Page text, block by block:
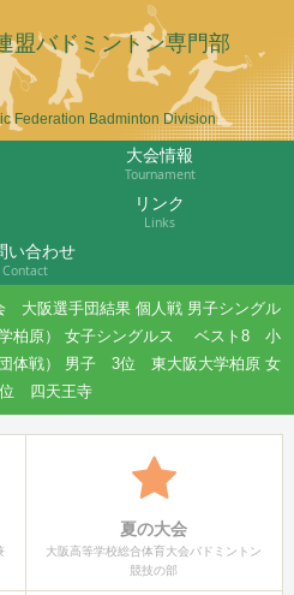
盟バドミントン専門部
Federation Badminton Division
大会情報
Tournament
リンク
Links
い合わせ
Contact
大阪選手団結果 個人戦 男子シングル
柏原） 女子シングルス ベスト8 小
体戦） 男子 3位 東大阪大学柏原 女
四天王寺
夏の大会
大阪高等学校総合体育大会バドミントン
競技の部